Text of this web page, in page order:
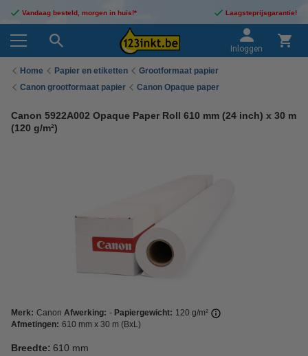
Vandaag besteld, morgen in huis!* Laagsteprijsgarantie!
Inloggen
Home Papier en etiketten
Grootformaat papier
Canon grootformaat papier
Canon Opaque paper
Canon 5922A002 Opaque Paper Roll 610 mm (24 inch) x 30 m
(120 g/m²)
Merk: Canon Afwerking: - Papiergewicht: 120 g/m²
Afmetingen: 610 mm x 30 m (BxL)
Breedte: 610 mm